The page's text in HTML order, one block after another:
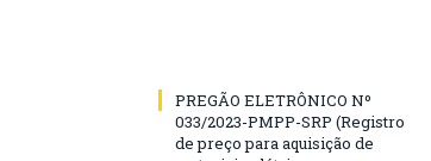
PREGÃO ELETRÔNICO Nº
033/2023-PMPP-SRP (Registro
de preço para aquisição de